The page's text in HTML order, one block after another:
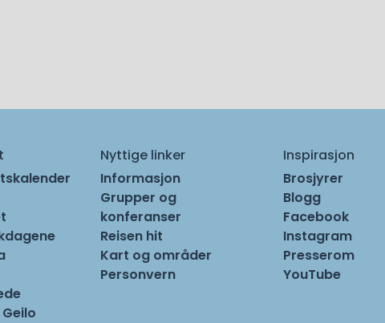
Nyttige linker
Informasjon
Grupper og
konferanser
Reisen hit
Kart og områder
Personvern
Inspirasjon
Brosjyrer
Blogg
Facebook
Instagram
Presserom
YouTube